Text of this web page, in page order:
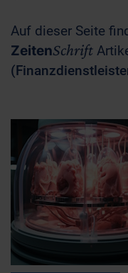
Auf dieser Seite
ZeitenSchrift